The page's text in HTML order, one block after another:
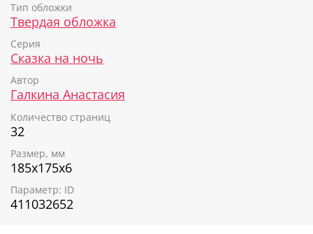
Тип обложки
Твердая обложка
Серия
Сказка на ночь
Автор
Галкина Анастасия
Количество страниц
32
Размер, мм
185х175х6
Параметр: ID
411032652